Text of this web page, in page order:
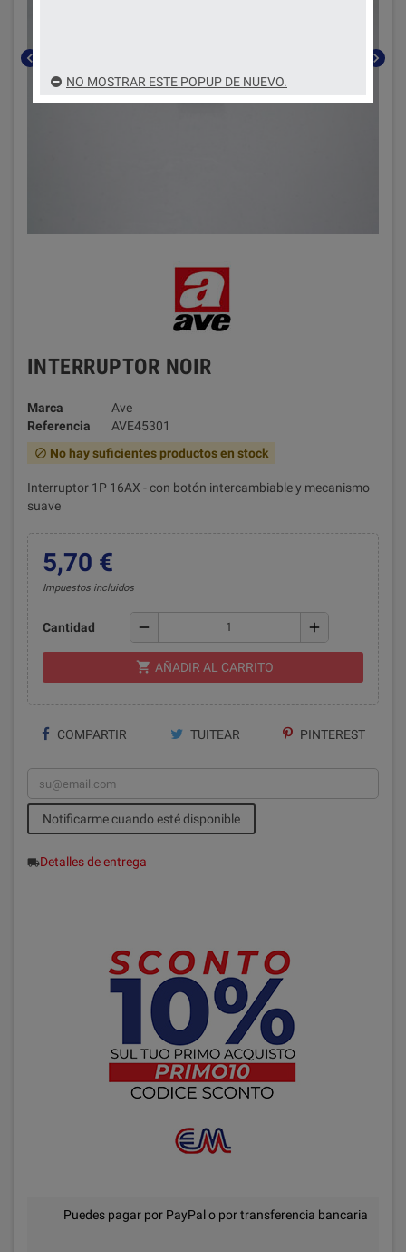
chevron_left chevron_right
INTERRUPTOR NOIR
Marca
Ave
Referencia
AVE45301
block No hay suficientes productos en stock
Interruptor 1P 16AX - con botón intercambiable y mecanismo
suave
5,70 €
Impuestos incluidos
Cantidad remove add
shopping_cart AÑADIR AL CARRITO
COMPARTIR TUITEAR PINTEREST
Notificarme cuando esté disponible
local_shippingDetalles de entrega
Puedes pagar por PayPal o por transferencia bancaria
NO MOSTRAR ESTE POPUP DE NUEVO.